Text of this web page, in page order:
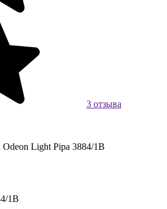
3 отзыва
Light Pipa 3884/1B
1B